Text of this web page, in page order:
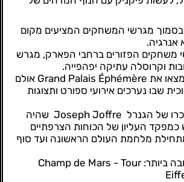
מגרשי המשחקים המציעים מקום
אנרגיה.
משחקים הפזורים ברחבי הפארק, מגרש
וקרוסלה עתיקה יפהפייה.
בקצה של הגנים תמצאו את Grand Palais Éphémère אולם
שבו נערכים אירועי ספורט ותצוגות
בסמוך אנדרטה לזכרו של הגנרל Joseph Joffre שהיה
כמפקד העליון של הכוחות הצרפתיים
מלחמת העולם הראשונה ועד סוף
תחנת המטרו הקרובה ביותר: Champ de Mars - Tour